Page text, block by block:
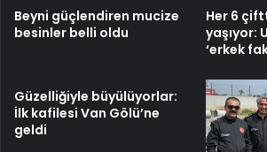
Beyni güçlendiren mucize
besinler belli oldu
Her 6
yaşıyor:
‘erkek
Güzelliğiyle büyülüyorlar:
İlk kafilesi Van Gölü’ne
geldi